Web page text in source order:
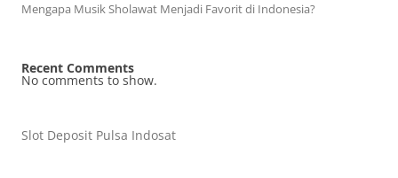
Mengapa Musik Sholawat Menjadi Favorit di Indonesia?
Recent Comments
No comments to show.
Slot Deposit Pulsa Indosat